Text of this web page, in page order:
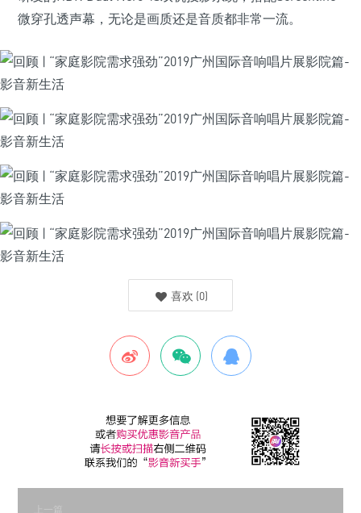
微穿孔透声幕，无论是画质还是音质都非常一流。
喜欢 (0)
上一篇